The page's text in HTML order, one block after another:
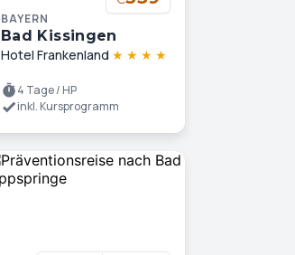
BAYERN
Bad Kissingen
Hotel Frankenland ★ ★ ★ ★
4 Tage / HP
inkl. Kursprogramm